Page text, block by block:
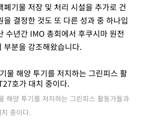
폐기물 저장 및 처리 시설을 추가로 건
을 결정한 것도 또 다른 성과 중 하나입
수년간 IMO 총회에서 후쿠시마 원전
부분을 강조해왔습니다.
해양 투기를 저지하는 그린피스 활동가들과
중이다.